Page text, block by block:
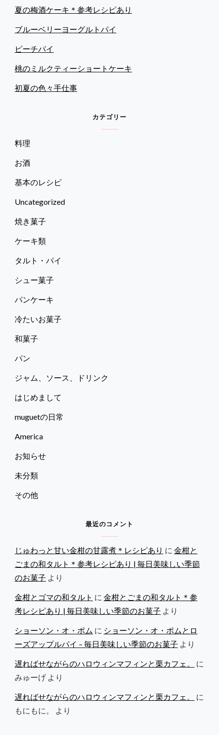
ル
ツ
ン
ン
夏の梅酒ケーキ＊参考レシピあり
ブルーベリーヨーグルトパイ
ピーチパイ
桃のミルクティーショートケーキ
初夏の色々手仕事
カテゴリー
料理
お酒
基本のレシピ
Uncategorized
焼き菓子
ケーキ類
タルト・パイ
シュー菓子
パンケーキ
冷たいお菓子
和菓子
パン
ジャム、ソース、ドリンク
はじめまして
muguetの日常
America
お知らせ
未分類
その他
最近のコメント
じゅわっと甘い金柑の甘露煮＊レシピあり に 金柑と
ごまの和タルト＊参考レシピあり | 毎日美味しい季節
のお菓子 より
金柑とゴマの和タルト に 金柑とごまの和タルト＊参
考レシピあり | 毎日美味しい季節のお菓子 より
ショーソン・オ・ポム に ショーソン・オ・ポムとロ
ーズアップルパイ – 毎日美味しい季節のお菓子 より
遅ればせながらのハロウィンマフィンと栗カフェ。
に
みゅーげ より
遅ればせながらのハロウィンマフィンと栗カフェ。
に
もにもに。
より